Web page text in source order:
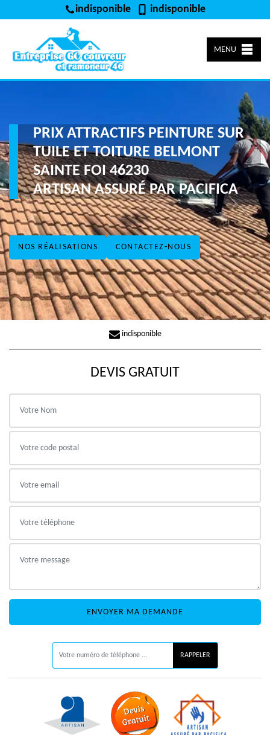
indisponible indisponible
MENU
NOS RÉALISATIONS CONTACTEZ-NOUS
PRIX ATTRACTIFS PEINTURE SUR
TUILE ET TOITURE BELMONT
SAINTE FOI 46230
ARTISAN ASSURÉ PAR PACIFICA
indisponible
DEVIS GRATUIT